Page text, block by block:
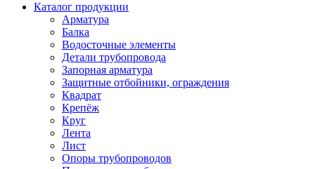
Каталог продукции
Арматура
Балка
Водосточные элементы
Детали трубопровода
Запорная арматура
Защитные отбойники, ограждения
Квадрат
Крепёж
Круг
Лента
Лист
Опоры трубопроводов